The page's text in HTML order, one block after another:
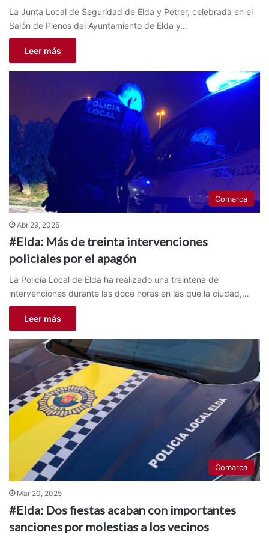
La Junta Local de Seguridad de Elda y Petrer, celebrada en el
Salón de Plenos del Ayuntamiento de Elda y…
Leer más
Comarca
Abr 29, 2025
#Elda: Más de treinta intervenciones
policiales por el apagón
La Policía Local de Elda ha realizado una treintena de
intervenciones durante las doce horas en las que la ciudad,…
Leer más
Comarca
Mar 20, 2025
#Elda: Dos fiestas acaban con importantes
sanciones por molestias a los vecinos